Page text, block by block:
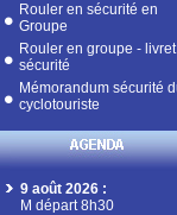
Rouler en sécurité en
Groupe
Rouler en groupe - livret
sécurité
Mémorandum sécurité
cyclotouriste
9 août 2026 :
M départ 8h30